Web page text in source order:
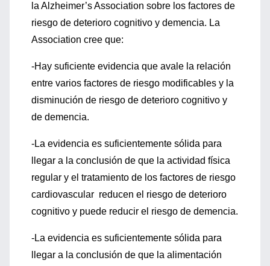
la Alzheimer’s Association sobre los factores de
riesgo de deterioro cognitivo y demencia. La
Association cree que:
-Hay suficiente evidencia que avale la relación
entre varios factores de riesgo modificables y la
disminución de riesgo de deterioro cognitivo y
de demencia.
-La evidencia es suficientemente sólida para
llegar a la conclusión de que la actividad física
regular y el tratamiento de los factores de riesgo
cardiovascular reducen el riesgo de deterioro
cognitivo y puede reducir el riesgo de demencia.
-La evidencia es suficientemente sólida para
llegar a la conclusión de que la alimentación